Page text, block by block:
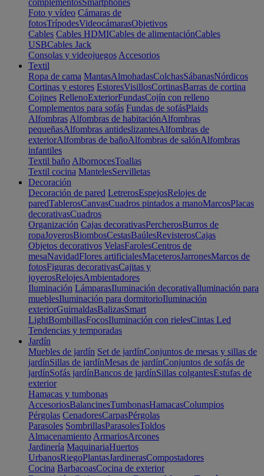
complementosSmartphones
Foto y vídeo Cámaras de
fotosTrípodesVideocámarasObjetivos
Cables Cables HDMICables de alimentaciónCables
USBCables Jack
Consolas y videojuegos Accesorios
Textil
Ropa de cama MantasAlmohadasColchasSábanasNórdicos
Cortinas y estores EstoresVisillosCortinasBarras de cortina
Cojines RellenoExteriorFundasCojín con relleno
Complementos para sofás Fundas de sofásPlaids
Alfombras Alfombras de habitaciónAlfombras
pequeñasAlfombras antideslizantesAlfombras de
exteriorAlfombras de bañoAlfombras de salónAlfombras
infantiles
Textil baño AlbornocesToallas
Textil cocina MantelesServilletas
Decoración
Decoración de pared LetrerosEspejosRelojes de
paredTablerosCanvasCuadros pintados a manoMarcosPlacas
decorativasCuadros
Organización Cajas decorativasPercherosBurros de
ropaJoyerosBiombosCestasBaúlesRevisterosCajas
Objetos decorativos VelasFarolesCentros de
mesaNavidadFlores artificialesMaceterosJarronesMarcos de
fotosFiguras decorativasCajitas y
joyerosRelojesAmbientadores
Iluminación LámparasIluminación decorativaIluminación para
mueblesIluminación para dormitorioIluminación
exteriorGuirnaldasBalizasSmart
LightBombillasFocosIluminación con rielesCintas Led
Tendencias y temporadas
Jardín
Muebles de jardín Set de jardínConjuntos de mesas y sillas de
jardínSillas de jardínMesas de jardínConjuntos de sofás de
jardínSofás jardínBancos de jardínSillas colgantesEstufas de
exterior
Hamacas y tumbonas
AccesoriosBalancinesTumbonasHamacasColumpios
Pérgolas CenadoresCarpasPérgolas
Parasoles SombrillasParasolesToldos
Almacenamiento ArmariosArcones
Jardinería MaquinariaHuertos
UrbanosRiegoPlantasJardinerasCompostadores
Cocina BarbacoasCocina de exterior